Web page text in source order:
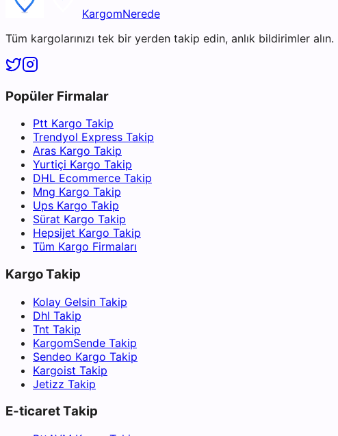
KargomNerede
Tüm kargolarınızı tek bir yerden takip edin, anlık bildirimler alın.
Popüler Firmalar
Ptt Kargo Takip
Trendyol Express Takip
Aras Kargo Takip
Yurtiçi Kargo Takip
DHL Ecommerce Takip
Mng Kargo Takip
Ups Kargo Takip
Sürat Kargo Takip
Hepsijet Kargo Takip
Tüm Kargo Firmaları
Kargo Takip
Kolay Gelsin Takip
Dhl Takip
Tnt Takip
KargomSende Takip
Sendeo Kargo Takip
Kargoist Takip
Jetizz Takip
E-ticaret Takip